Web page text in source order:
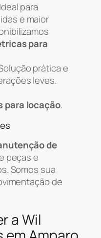
Ideal para
e maior
para
prática e
leves.
para locação.
de
peças e
Somos sua
de
a Wil